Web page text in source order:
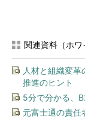
関連資料（ホワ
人材と組織変
推進のヒント
5分で分かる、
元富士通の責任